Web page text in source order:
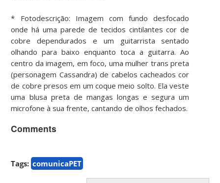
* Fotodescrição: Imagem com fundo desfocado
onde há uma parede de tecidos cintilantes cor de
cobre dependurados e um guitarrista sentado
olhando para baixo enquanto toca a guitarra. Ao
centro da imagem, em foco, uma mulher trans preta
(personagem Cassandra) de cabelos cacheados cor
de cobre presos em um coque meio solto. Ela veste
uma blusa preta de mangas longas e segura um
microfone à sua frente, cantando de olhos fechados.
Comments
Tags: comunicaPET